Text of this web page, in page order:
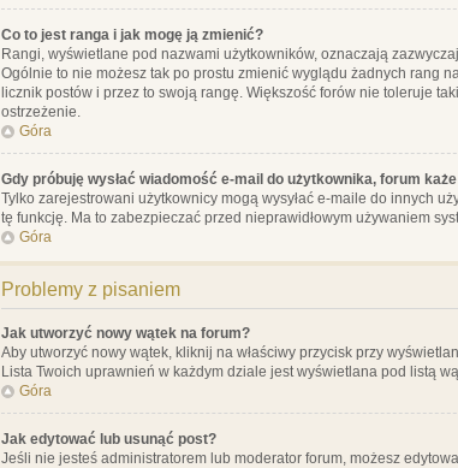
Co to jest ranga i jak mogę ją zmienić?
Rangi, wyświetlane pod nazwami użytkowników, oznaczają
Ogólnie to nie możesz tak po prostu zmienić wyglądu żadnych rang
licznik postów i przez to swoją rangę. Większość forów nie toleruje
ostrzeżenie.
Góra
Gdy próbuję wysłać wiadomość e-mail do użytkownika, forum
Tylko zarejestrowani użytkownicy mogą wysyłać e-maile do innych
tę funkcję. Ma to zabezpieczać przed nieprawidłowym używaniem
Góra
Problemy z pisaniem
Jak utworzyć nowy wątek na forum?
Aby utworzyć nowy wątek, kliknij na właściwy przycisk przy
Lista Twoich uprawnień w każdym dziale jest wyświetlana pod listą
Góra
Jak edytować lub usunąć post?
Jeśli nie jesteś administratorem lub moderator forum, możesz